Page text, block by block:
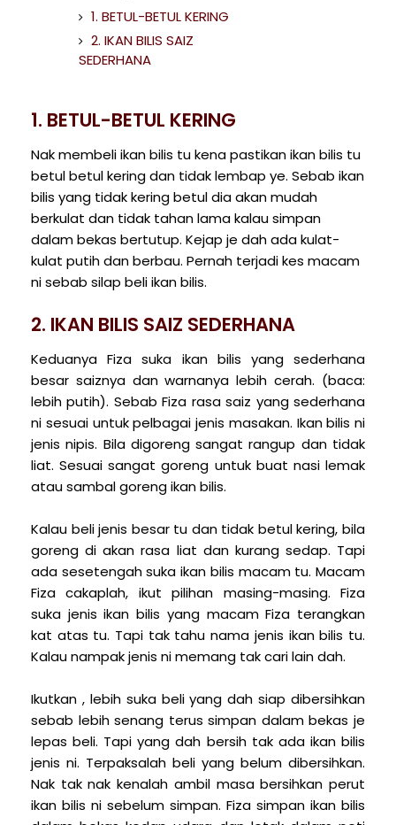
1. BETUL-BETUL KERING
2. IKAN BILIS SAIZ
SEDERHANA
1. BETUL-BETUL KERING
Nak membeli ikan bilis tu kena pastikan ikan bilis tu
betul betul kering dan tidak lembap ye. Sebab ikan
bilis yang tidak kering betul dia akan mudah
berkulat dan tidak tahan lama kalau simpan
dalam bekas bertutup. Kejap je dah ada kulat-
kulat putih dan berbau. Pernah terjadi kes macam
ni sebab silap beli ikan bilis.
2. IKAN BILIS SAIZ SEDERHANA
Keduanya Fiza suka ikan bilis yang sederhana
besar saiznya dan warnanya lebih cerah. (baca:
lebih putih). Sebab Fiza rasa saiz yang sederhana
ni sesuai untuk pelbagai jenis masakan. Ikan bilis ni
jenis nipis. Bila digoreng sangat rangup dan tidak
liat. Sesuai sangat goreng untuk buat nasi lemak
atau sambal goreng ikan bilis.
Kalau beli jenis besar tu dan tidak betul kering, bila
goreng di akan rasa liat dan kurang sedap. Tapi
ada sesetengah suka ikan bilis macam tu. Macam
Fiza cakaplah, ikut pilihan masing-masing. Fiza
suka jenis ikan bilis yang macam Fiza terangkan
kat atas tu. Tapi tak tahu nama jenis ikan bilis tu.
Kalau nampak jenis ni memang tak cari lain dah.
Ikutkan , lebih suka beli yang dah siap dibersihkan
sebab lebih senang terus simpan dalam bekas je
lepas beli. Tapi yang dah bersih tak ada ikan bilis
jenis ni. Terpaksalah beli yang belum dibersihkan.
Nak tak nak kenalah ambil masa bersihkan perut
ikan bilis ni sebelum simpan. Fiza simpan ikan bilis